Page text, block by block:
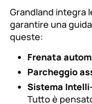
Grandland integra
garantire una
queste:
Frenata
Parcheggio
Sistema
Tutto è